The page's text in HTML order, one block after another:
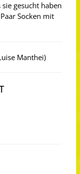
gesucht haben
Socken mit
Manthei)